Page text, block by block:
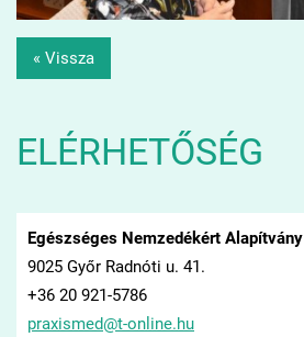
« Vissza
ELÉRHETŐSÉG
Egészséges Nemzedékért Alapítvány
9025 Győr Radnóti u. 41.
+36 20 921-5786
praxismed@t-online.hu